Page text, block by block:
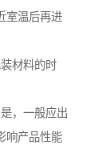
室温后再进
材料的时
，一般应出
响产品性能